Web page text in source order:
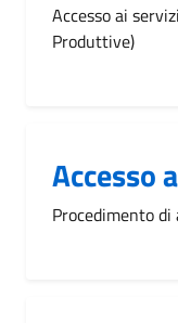
Accesso ai
Produttive)
Accesso
Procedimento di